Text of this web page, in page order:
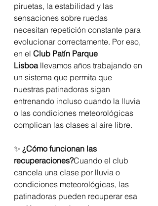
piruetas, la estabilidad y las
sensaciones sobre ruedas
necesitan repetición constante para
evolucionar correctamente. Por eso,
en el Club Patín Parque
Lisboa llevamos años trabajando en
un sistema que permita que
nuestras patinadoras sigan
entrenando incluso cuando la lluvia
o las condiciones meteorológicas
complican las clases al aire libre.
✨ ¿Cómo funcionan las
recuperaciones?Cuando el club
cancela una clase por lluvia o
condiciones meteorológicas, las
patinadoras pueden recuperar esa